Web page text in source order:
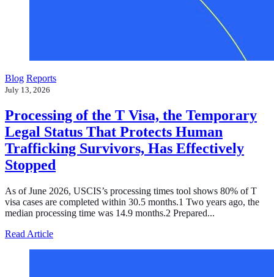
Blog Reports
July 13, 2026
Processing of the T Visa, the Temporary
Legal Status That Protects Human
Trafficking Survivors, Has Effectively
Stopped
As of June 2026, USCIS’s processing times tool shows 80% of T
visa cases are completed within 30.5 months.1 Two years ago, the
median processing time was 14.9 months.2 Prepared...
Read Articleabout Processing of the T Visa, the Temporary Legal